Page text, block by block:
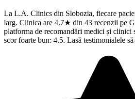
La L.A. Clinics din Slobozia, fiecare
larg. Clinica are 4.7★ din 43 recenzii pe
platforma de recomandări medici și clinici
scor foarte bun: 4.5. Lasă testimonialele